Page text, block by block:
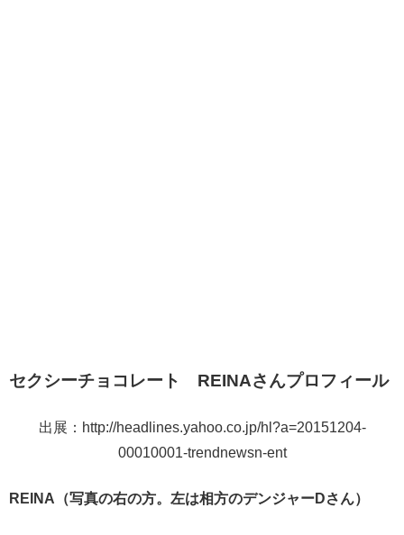
セクシーチョコレート REINAさんプロフィール
出展：http://headlines.yahoo.co.jp/hl?a=20151204-
00010001-trendnewsn-ent
REINA（写真の右の方。左は相方のデンジャーDさん）